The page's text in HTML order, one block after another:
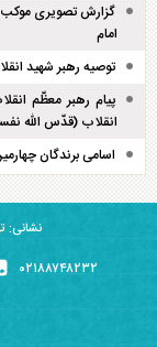
گزارش تصویری موکب
امام
توصیه رهبر شهید
پیام رهبر معظّم
انقلاب (قدّس الله
اسامی برندگان
نشانی:
۰۲۱۸۸۷۴۸۲۳۲